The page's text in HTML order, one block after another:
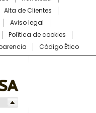
Alta de Clientes
Aviso legal
Política de cookies
Código Ético